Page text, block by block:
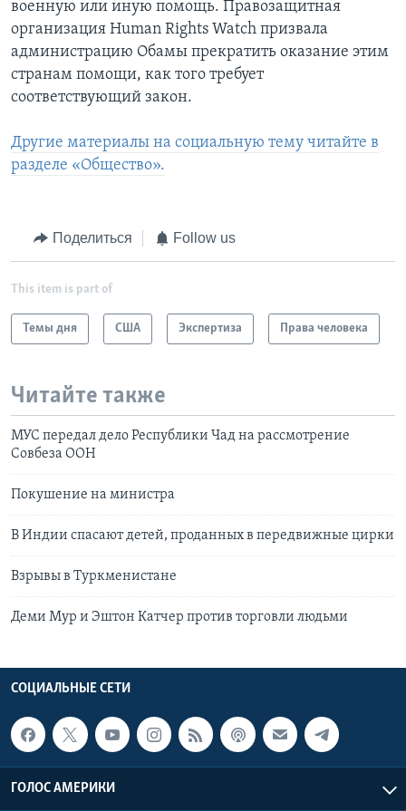
военную или иную помощь. Правозащитная
организация Human Rights Watch призвала
администрацию Обамы прекратить оказание этим
странам помощи, как того требует
соответствующий закон.
Другие материалы на социальную тему читайте в
разделе «Общество».
Поделиться Follow us
This item is part of
Темы дня США Экспертиза Права человека
Читайте также
МУС передал дело Республики Чад на рассмотрение
Совбеза ООН
Покушение на министра
В Индии спасают детей, проданных в передвижные цирки
Взрывы в Туркменистане
Деми Мур и Эштон Катчер против торговли людьми
СОЦИАЛЬНЫЕ СЕТИ
ГОЛОС АМЕРИКИ